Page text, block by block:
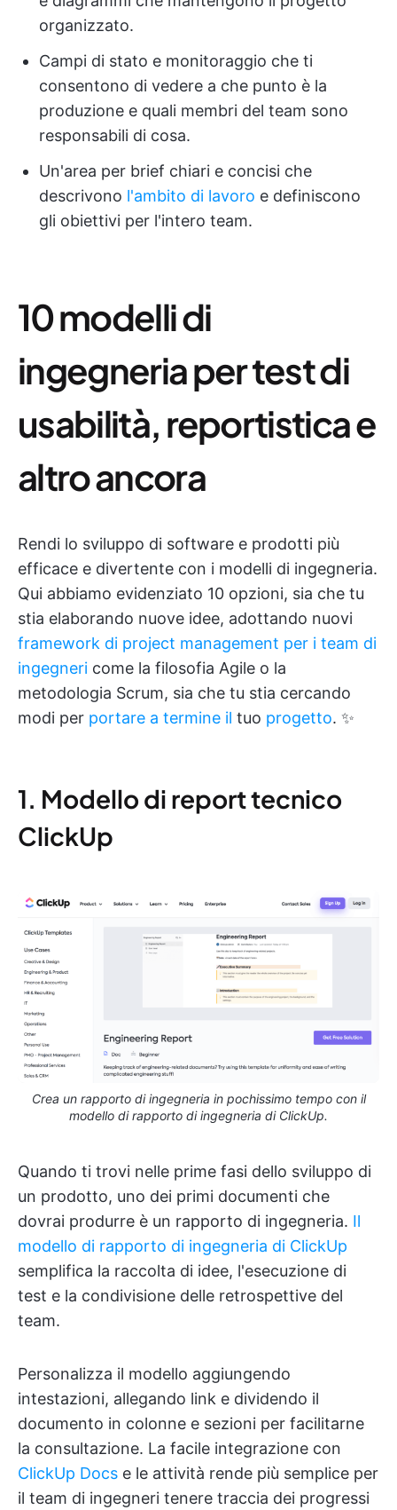
organizzato.
Campi di stato e monitoraggio che ti
consentono di vedere a che punto è la
produzione e quali membri del team sono
responsabili di cosa.
Un'area per brief chiari e concisi che
descrivono l'ambito di lavoro e definiscono
gli obiettivi per l'intero team.
10 modelli di
ingegneria per test di
usabilità, reportistica e
altro ancora
Rendi lo sviluppo di software e prodotti più
efficace e divertente con i modelli di ingegneria.
Qui abbiamo evidenziato 10 opzioni, sia che tu
stia elaborando nuove idee, adottando nuovi
framework di project management per i team di
ingegneri come la filosofia Agile o la
metodologia Scrum, sia che tu stia cercando
modi per portare a termine il tuo progetto. ✨
1. Modello di report tecnico
ClickUp
Crea un rapporto di ingegneria in pochissimo tempo con il
modello di rapporto di ingegneria di ClickUp.
Quando ti trovi nelle prime fasi dello sviluppo di
un prodotto, uno dei primi documenti che
dovrai produrre è un rapporto di ingegneria. Il
modello di rapporto di ingegneria di ClickUp
semplifica la raccolta di idee, l'esecuzione di
test e la condivisione delle retrospettive del
team.
Personalizza il modello aggiungendo
intestazioni, allegando link e dividendo il
documento in colonne e sezioni per facilitarne
la consultazione. La facile integrazione con
ClickUp Docs e le attività rende più semplice per
il team di ingegneri tenere traccia dei progressi